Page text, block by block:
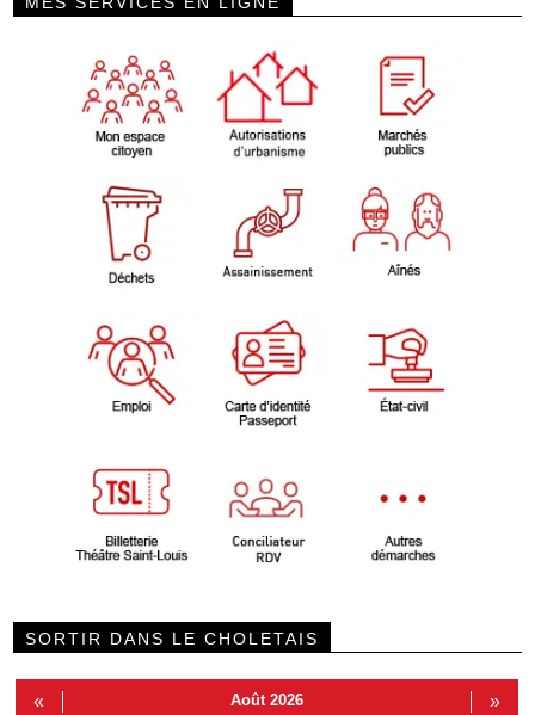
SORTIR DANS LE CHOLETAIS
« Août 2026 »